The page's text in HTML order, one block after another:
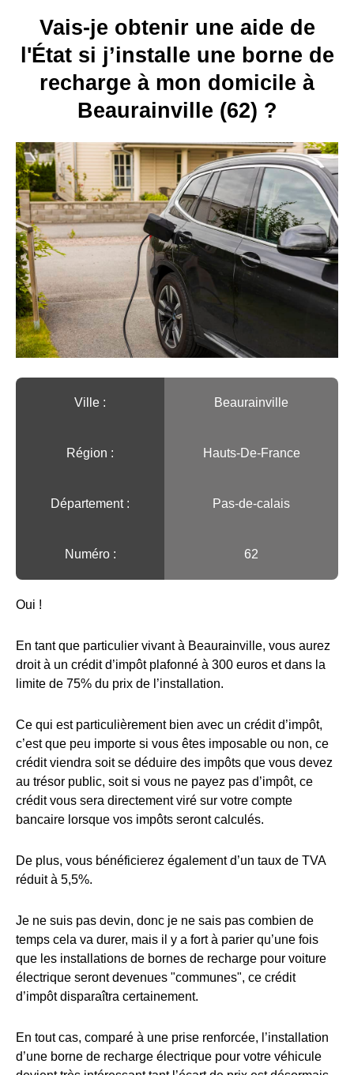
Vais-je obtenir une aide de
l'État si j’installe une borne de
recharge à mon domicile à
Beaurainville (62) ?
Ville :️ Beaurainville
Région :️ Hauts-De-France
Département : Pas-de-calais
Numéro : 62
Oui !
En tant que particulier vivant à Beaurainville, vous aurez
droit à un crédit d’impôt plafonné à 300 euros et dans la
limite de 75% du prix de l’installation.
Ce qui est particulièrement bien avec un crédit d’impôt,
c’est que peu importe si vous êtes imposable ou non, ce
crédit viendra soit se déduire des impôts que vous devez
au trésor public, soit si vous ne payez pas d’impôt, ce
crédit vous sera directement viré sur votre compte
bancaire lorsque vos impôts seront calculés.
De plus, vous bénéficierez également d’un taux de TVA
réduit à 5,5%.
Je ne suis pas devin, donc je ne sais pas combien de
temps cela va durer, mais il y a fort à parier qu’une fois
que les installations de bornes de recharge pour voiture
électrique seront devenues "communes", ce crédit
d’impôt disparaîtra certainement.
En tout cas, comparé à une prise renforcée, l’installation
d’une borne de recharge électrique pour votre véhicule